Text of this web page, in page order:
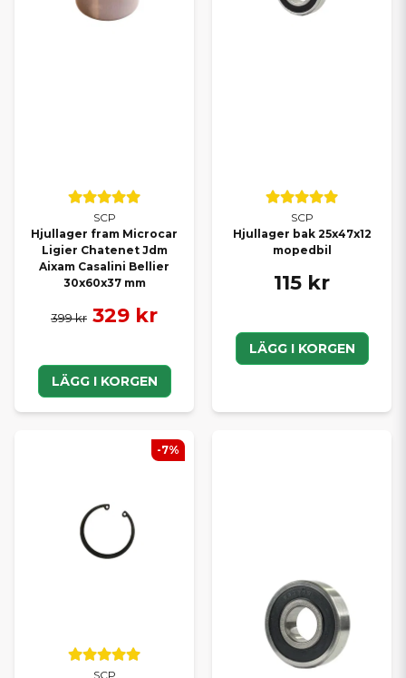
SCP
Hjullager fram Microcar
Ligier Chatenet Jdm
Aixam Casalini Bellier
30x60x37 mm
399 kr 329 kr
LÄGG I KORGEN
SCP
Hjullager bak 25x47x12
mopedbil
115 kr
LÄGG I KORGEN
SCP
-7%